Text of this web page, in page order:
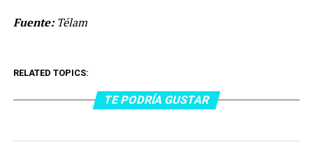
Fuente:Télam
RELATED TOPICS:
TE PODRÍA GUSTAR